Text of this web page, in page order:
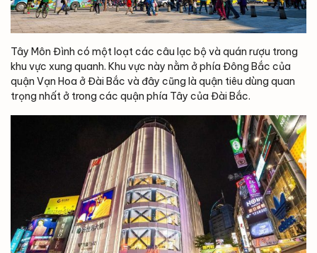
Tây Môn Đình có một loạt các câu lạc bộ và quán rượu trong
khu vực xung quanh. Khu vực này nằm ở phía Đông Bắc của
quận Vạn Hoa ở Đài Bắc và đây cũng là quận tiêu dùng quan
trọng nhất ở trong các quận phía Tây của Đài Bắc.